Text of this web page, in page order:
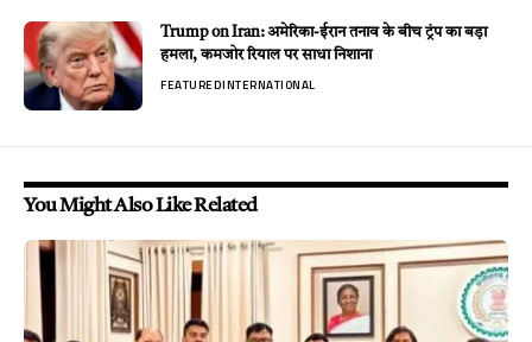
Trump on Iran: अमेरिका-ईरान तनाव के बीच ट्रंप का बड़ा
हमला, कमजोर रियाल पर साधा निशाना
FEATUREDINTERNATIONAL
You Might Also Like Related